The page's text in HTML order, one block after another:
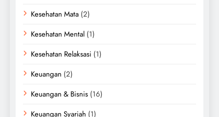
Kesehatan Mata (2)
Kesehatan Mental (1)
Kesehatan Relaksasi (1)
Keuangan (2)
Keuangan & Bisnis (16)
Keuangan Syariah (1)